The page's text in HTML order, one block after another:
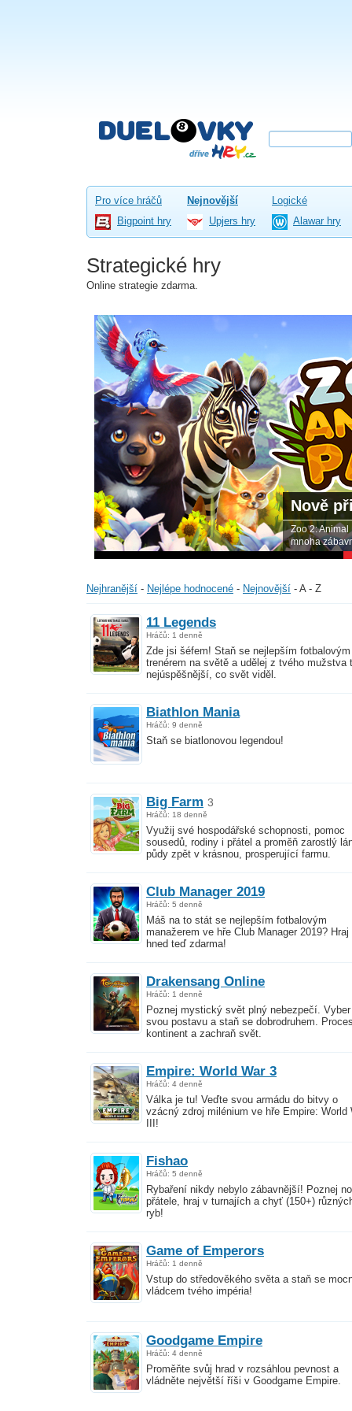
Pro více hráčů Nejnovější
Logické
Bigpoint hry
Upjers hry Alawar hry
Strategické hry
Online strategie zdarma.
Nově
Zoo 2:
mnoha
Nejhranější - Nejlépe hodnocené - Nejnovější - A - Z
11 Legends
Hráčů: 1 denně
Zde jsi šéfem! Staň se nejlepším fotbalovým
trenérem na světě a udělej z tvého mužstva
nejúspěšnější, co svět viděl.
Biathlon Mania
Hráčů: 9 denně
Staň se biatlonovou legendou!
Big Farm 3
Hráčů: 18 denně
Využij své hospodářské schopnosti, pomoc
sousedů, rodiny i přátel a proměň zarostlý
půdy zpět v krásnou, prosperující farmu.
Club Manager 2019
Hráčů: 5 denně
Máš na to stát se nejlepším fotbalovým
manažerem ve hře Club Manager 2019? Hraj
hned teď zdarma!
Drakensang Online
Hráčů: 1 denně
Poznej mystický svět plný nebezpečí.
svou postavu a staň se dobrodruhem.
kontinent a zachraň svět.
Empire: World War 3
Hráčů: 4 denně
Válka je tu! Veďte svou armádu do bitvy o
vzácný zdroj milénium ve hře Empire: World
III!
Fishao
Hráčů: 5 denně
Rybaření nikdy nebylo zábavnější! Poznej
přátele, hraj v turnajích a chyť (150+)
ryb!
Game of Emperors
Hráčů: 1 denně
Vstup do středověkého světa a staň se
vládcem tvého impéria!
Goodgame Empire
Hráčů: 4 denně
Proměňte svůj hrad v rozsáhlou pevnost a
vládněte největší říši v Goodgame Empire.